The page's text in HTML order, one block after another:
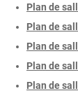
Plan de
Plan de
Plan de
Plan de
Plan de